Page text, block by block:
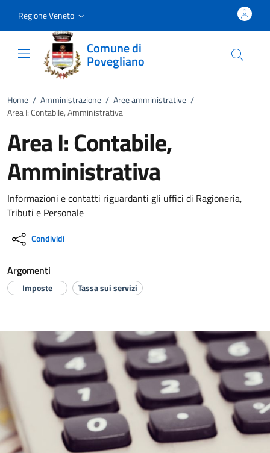
Regione Veneto
Comune di
Povegliano
Home / Amministrazione / Aree amministrative /
Area I: Contabile, Amministrativa
Area I: Contabile,
Amministrativa
Informazioni e contatti riguardanti gli uffici di Ragioneria,
Tributi e Personale
Condividi
Argomenti
Imposte Tassa sui servizi